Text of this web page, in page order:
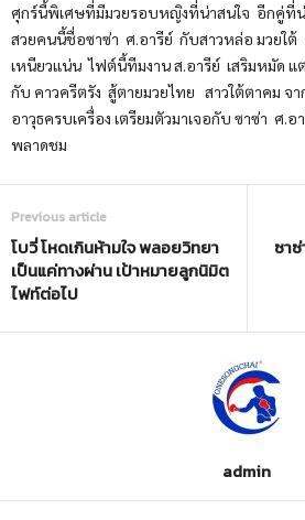
ศุกร์นี้พิเศษที่มีมวยรอบหญิงที่น่าสนใจ อีกคู่ที่
สวยคนนี้ชื่อซาซ่า ศ.อารีย์ กับสาวหล่อ มวยใต้
เหนียวแน่น ไฟต์นี้ทีมงาน ส.อารีย์ เสริมหมัด แ
กับ คาวครีตรัง สู้ตายมวยไทย สาวใต้ตาคม จ
อาวุธครบเครื่อง เตรียมตัวมาเจอกับ ซาซ่า ศ.อ
พลาดชม
Previous article
โบวี่ โหดเกินห้ามใจ พลอยวิทยา
เป็นแค่ทางผ่าน เป้าหมายลูกนิมิต
ไฟท์ต่อไป
ซา
admin